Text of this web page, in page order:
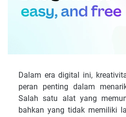
Dalam era digital ini,
peran penting dalam
Salah satu alat yang
bahkan yang tidak memiliki